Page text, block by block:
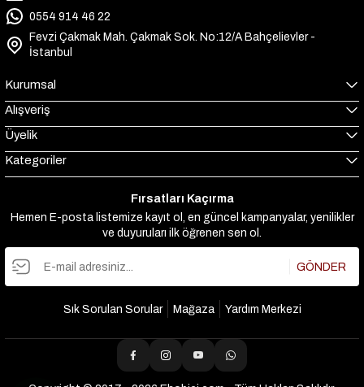
0554 914 46 22
Fevzi Çakmak Mah. Çakmak Sok. No:12/A Bahçelievler -
İstanbul
Kurumsal
Alışveriş
Üyelik
Kategoriler
Fırsatları Kaçırma
Hemen E-posta listemize kayıt ol, en güncel kampanyalar, yenilikler
ve duyuruları ilk öğrenen sen ol.
GÖNDER
Sık Sorulan Sorular Mağaza Yardım Merkezi